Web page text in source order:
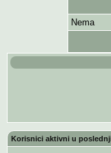
Nema
Korisnici aktivni u